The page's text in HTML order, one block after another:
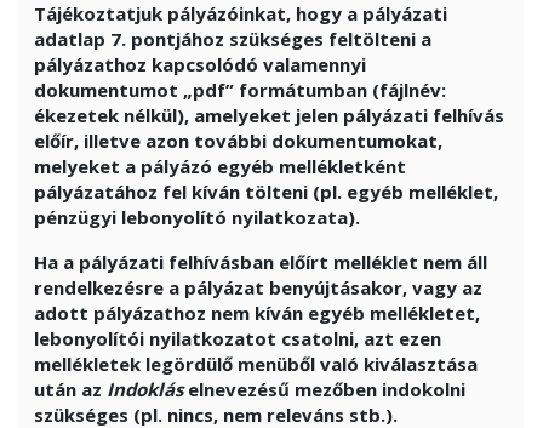
Tájékoztatjuk pályázóinkat, hogy a pályázati
adatlap 7. pontjához szükséges feltölteni a
pályázathoz kapcsolódó valamennyi
dokumentumot „pdf” formátumban (fájlnév:
ékezetek nélkül), amelyeket jelen pályázati felhívás
előír, illetve azon további dokumentumokat,
melyeket a pályázó egyéb mellékletként
pályázatához fel kíván tölteni (pl. egyéb melléklet,
pénzügyi lebonyolító nyilatkozata).
Ha a pályázati felhívásban előírt melléklet nem áll
rendelkezésre a pályázat benyújtásakor, vagy az
adott pályázathoz nem kíván egyéb mellékletet,
lebonyolítói nyilatkozatot csatolni, azt ezen
mellékletek legördülő menüből való kiválasztása
után az Indokláselnevezésű mezőben indokolni
szükséges (pl. nincs, nem releváns stb.).